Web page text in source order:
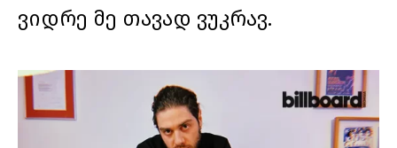
ვიდრე მე თავად ვუკრავ.